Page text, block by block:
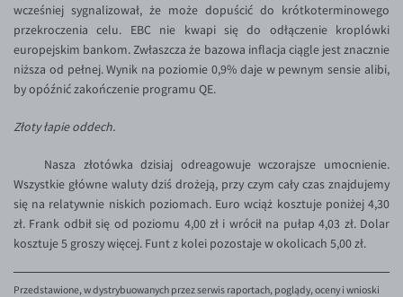
EUR/CZK
EUR/DKK
EUR/NOK
EUR/SEK
EUR/AUD
EUR/BGN
EUR/CAD
EUR/CNY
EUR/HKD
EUR/HUF
wcześniej sygnalizował, że może dopuścić do krótkoterminowego
przekroczenia celu. EBC nie kwapi się do odłączenie kroplówki
europejskim bankom. Zwłaszcza że bazowa inflacja ciągle jest znacznie
niższa od pełnej. Wynik na poziomie 0,9% daje w pewnym sensie alibi,
by opóźnić zakończenie programu QE.
Złoty łapie oddech.
Nasza złotówka dzisiaj odreagowuje wczorajsze umocnienie.
Wszystkie główne waluty dziś drożeją, przy czym cały czas znajdujemy
się na relatywnie niskich poziomach. Euro wciąż kosztuje poniżej 4,30
zł. Frank odbił się od poziomu 4,00 zł i wrócił na pułap 4,03 zł. Dolar
kosztuje 5 groszy więcej. Funt z kolei pozostaje w okolicach 5,00 zł.
Przedstawione, w dystrybuowanych przez serwis raportach, poglądy, oceny i wnioski